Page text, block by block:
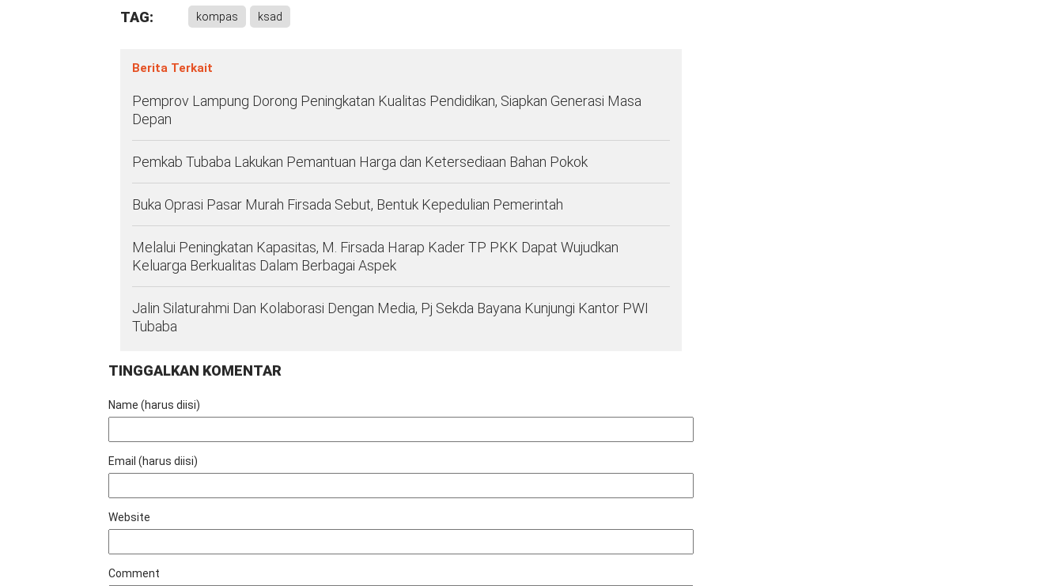
TAG: kompas ksad
Berita Terkait
Pemprov Lampung Dorong Peningkatan Kualitas Pendidikan, Siapkan Generasi Masa
Depan
Pemkab Tubaba Lakukan Pemantuan Harga dan Ketersediaan Bahan Pokok
Buka Oprasi Pasar Murah Firsada Sebut, Bentuk Kepedulian Pemerintah
Melalui Peningkatan Kapasitas, M. Firsada Harap Kader TP PKK Dapat Wujudkan
Keluarga Berkualitas Dalam Berbagai Aspek
Jalin Silaturahmi Dan Kolaborasi Dengan Media, Pj Sekda Bayana Kunjungi Kantor PWI
Tubaba
TINGGALKAN KOMENTAR
Name (harus diisi)
Email (harus diisi)
Website
Comment